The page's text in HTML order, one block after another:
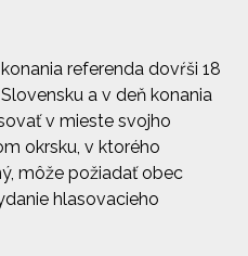
referenda dovŕši 18
a v deň konania
v mieste svojho
okrsku, v ktorého
môže požiadať obec
hlasovacieho